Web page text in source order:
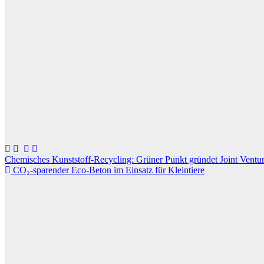
Beitragsnavigation
Chemisches Kunststoff-Recycling: Grüner Punkt gründet Joint
CO₂-sparender Eco-Beton im Einsatz für Kleintiere